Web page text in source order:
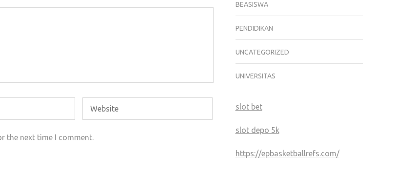
the next time I comment.
BEASISWA
PENDIDIKAN
UNCATEGORIZED
UNIVERSITAS
slot bet
slot depo 5k
https://epbasketballrefs.com/